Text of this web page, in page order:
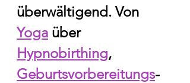
überwältigend. Von
Yoga über
Hypnobirthing,
Geburtsvorbereitungs-